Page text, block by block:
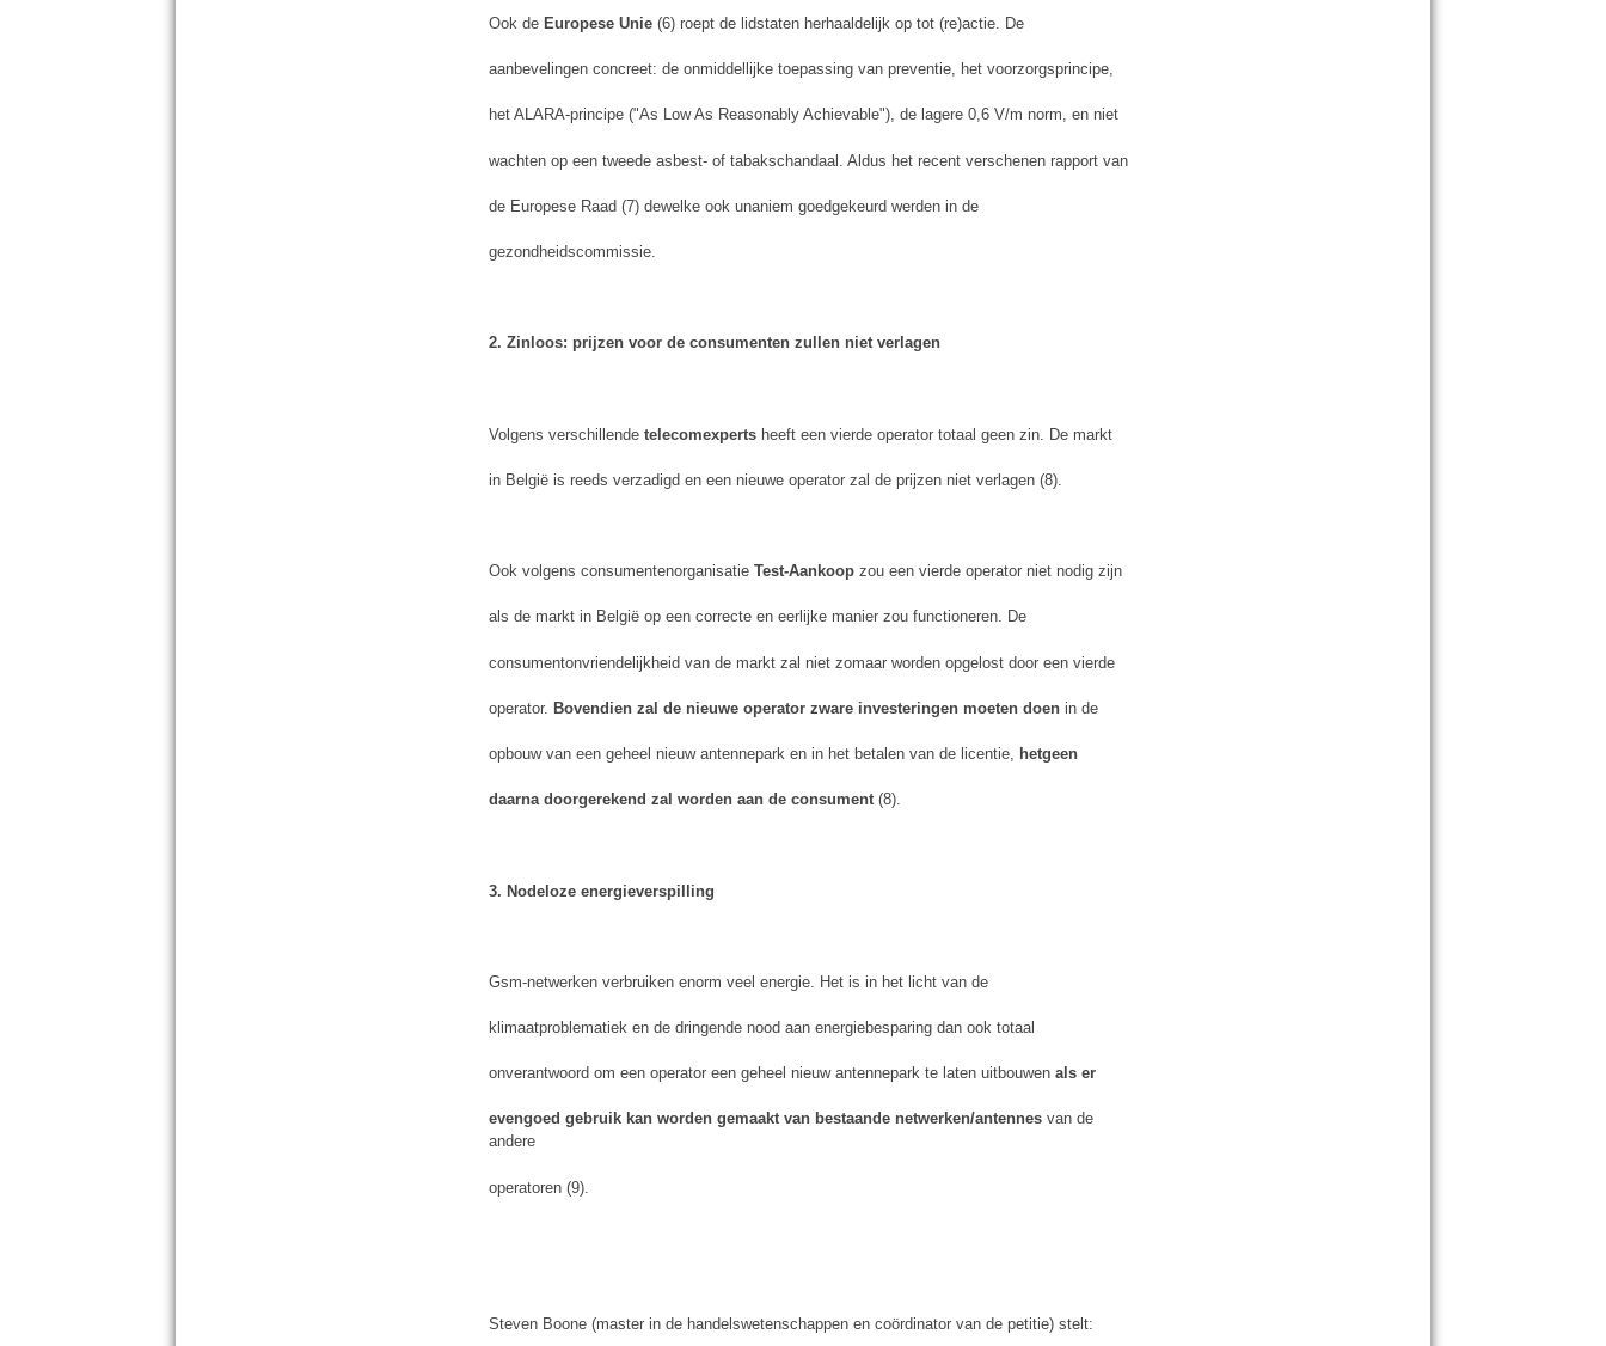
Ook de Europese Unie (6) roept de lidstaten herhaaldelijk op tot (re)actie. De
aanbevelingen concreet: de onmiddellijke toepassing van preventie, het voorzorgsprincipe,
het ALARA-principe ("As Low As Reasonably Achievable"), de lagere 0,6 V/m norm, en niet
wachten op een tweede asbest- of tabakschandaal. Aldus het recent verschenen rapport van
de Europese Raad (7) dewelke ook unaniem goedgekeurd werden in de
gezondheidscommissie.
2. Zinloos: prijzen voor de consumenten zullen niet verlagen
Volgens verschillendetelecomexperts heeft een vierde operator totaal geen zin. De markt
in België is reeds verzadigd en een nieuwe operator zal de prijzen niet verlagen (8).
Ook volgens consumentenorganisatieTest-Aankoop zou een vierde operator niet nodig zijn
als de markt in België op een correcte en eerlijke manier zou functioneren. De
consumentonvriendelijkheid van de markt zal niet zomaar worden opgelost door een vierde
operator. Bovendien zal de nieuwe operator zware investeringen moeten doen in de
opbouw van een geheel nieuw antennepark en in het betalen van de licentie, hetgeen
daarna doorgerekend zal worden aan de consument(8).
3. Nodeloze energieverspilling
Gsm-netwerken verbruiken enorm veel energie. Het is in het licht van de
klimaatproblematiek en de dringende nood aan energiebesparing dan ook totaal
onverantwoord om een operator een geheel nieuw antennepark te laten uitbouwenals er
evengoed gebruik kan worden gemaakt van bestaande netwerken/antennes van de
andere
operatoren (9).
Steven Boone (master in de handelswetenschappen en coördinator van de petitie) stelt: